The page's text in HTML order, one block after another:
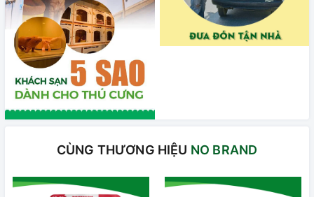
CÙNG THƯƠNG HIỆU NO BRAND